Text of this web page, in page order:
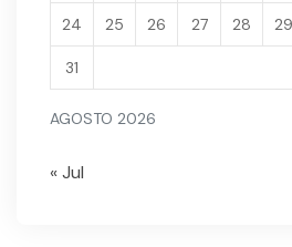
AGOSTO 2026
24 25 26 27 28 29
31
« Jul